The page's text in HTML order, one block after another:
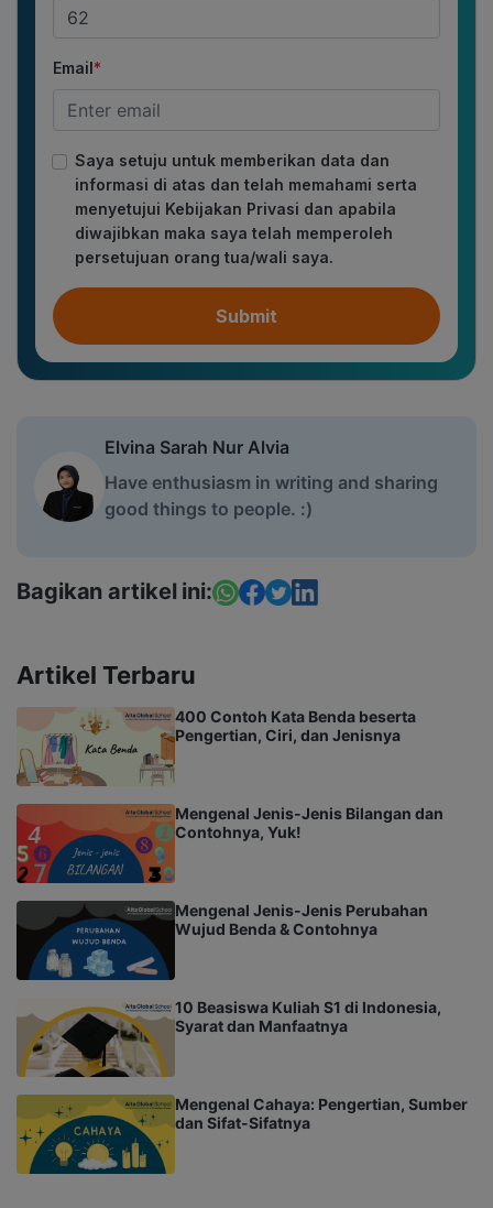
Email*
Saya setuju untuk memberikan data dan
informasi di atas dan telah memahami serta
menyetujui Kebijakan Privasi dan apabila
diwajibkan maka saya telah memperoleh
persetujuan orang tua/wali saya.
Submit
Elvina Sarah Nur Alvia
Have enthusiasm in writing and sharing
good things to people. :)
Bagikan artikel ini:
Artikel Terbaru
400 Contoh Kata Benda beserta
Pengertian, Ciri, dan Jenisnya
Mengenal Jenis-Jenis Bilangan dan
Contohnya, Yuk!
Mengenal Jenis-Jenis Perubahan
Wujud Benda & Contohnya
10 Beasiswa Kuliah S1 di Indonesia,
Syarat dan Manfaatnya
Mengenal Cahaya: Pengertian, Sumber
dan Sifat-Sifatnya